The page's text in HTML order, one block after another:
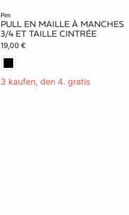
pim
PULL EN MAILLE À MANCHES
3/4 ET TAILLE CINTRÉE
19,00 €
3 kaufen, den 4. gratis